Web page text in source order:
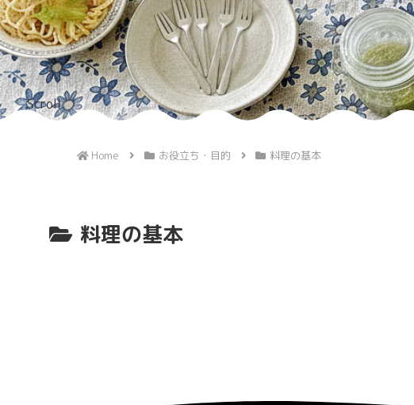
Scroll
Home お役立ち・目的 料理の基本
料理の基本